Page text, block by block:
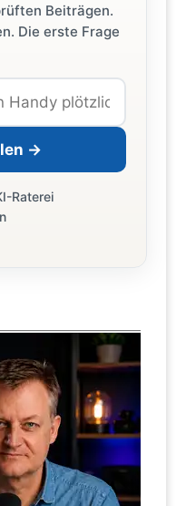
Beiträgen.
Die erste Frage
→
Raterei